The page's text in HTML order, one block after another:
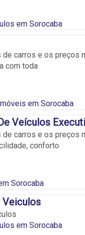
em Sorocaba
carros e os preços
com toda
em Sorocaba
Veículos
carros e os preços
conforto
Sorocaba
Veiculos
em Sorocaba